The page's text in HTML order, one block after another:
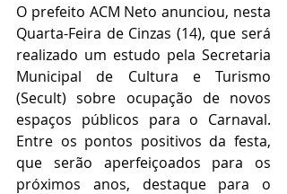
O prefeito ACM Neto anunciou, nesta
Quarta-Feira de Cinzas (14), que será
realizado um estudo pela Secretaria
Municipal de Cultura e Turismo
(Secult) sobre ocupação de novos
espaços públicos para o Carnaval.
Entre os pontos positivos da festa,
que serão aperfeiçoados para os